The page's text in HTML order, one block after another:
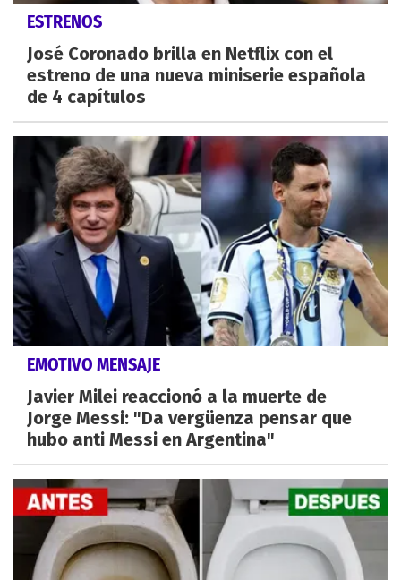
ESTRENOS
José Coronado brilla en Netflix con el
estreno de una nueva miniserie española
de 4 capítulos
EMOTIVO MENSAJE
Javier Milei reaccionó a la muerte de
Jorge Messi: "Da vergüenza pensar que
hubo anti Messi en Argentina"